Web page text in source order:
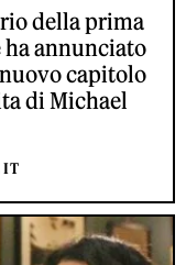
della prima
ha annunciato
capitolo
di Michael
IT